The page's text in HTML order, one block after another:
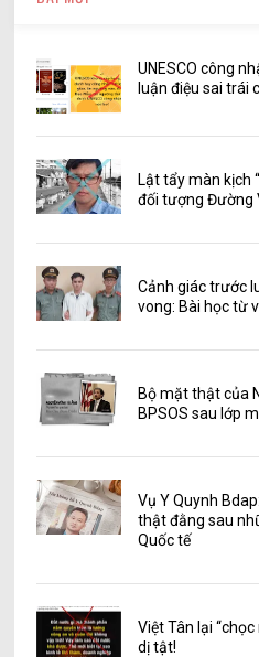
UNESCO công
luận điệu sai trái
Lật tẩy màn kịch
đối tượng Đường
Cảnh giác trước
vong: Bài học từ
Bộ mặt thật của
BPSOS sau lớp
Vụ Y Quynh
thật đằng sau
Quốc tế
Việt Tân lại
dị tật!